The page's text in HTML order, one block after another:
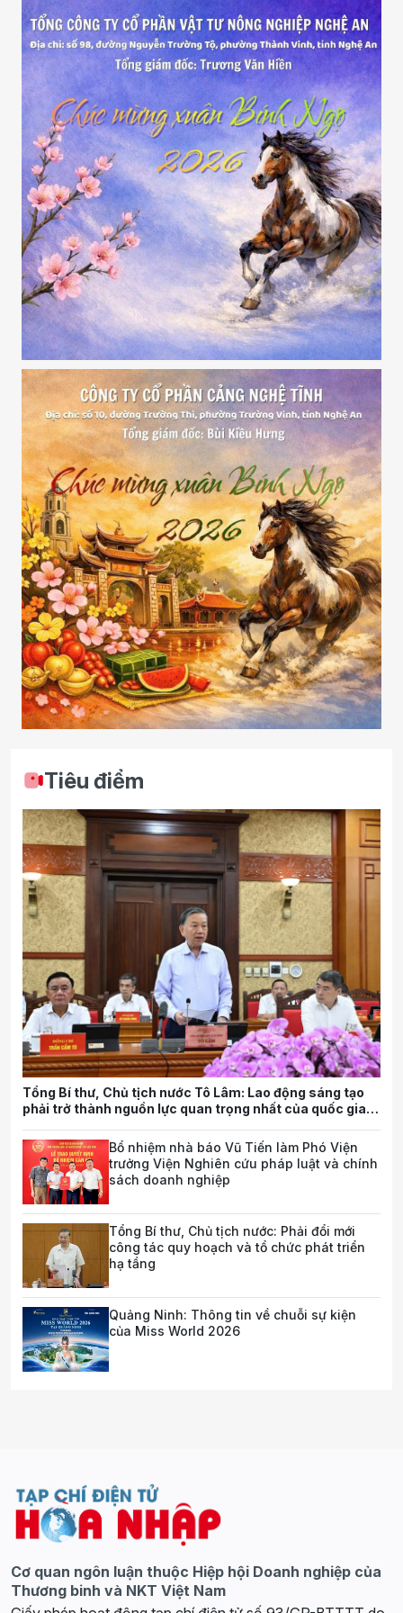
Tiêu điểm
Tổng Bí thư, Chủ tịch nước Tô Lâm: Lao động sáng tạo
phải trở thành nguồn lực quan trọng nhất của quốc gia
Bổ nhiệm nhà báo Vũ Tiến làm Phó Viện
trưởng Viện Nghiên cứu pháp luật và chính
sách doanh nghiệp
Tổng Bí thư, Chủ tịch nước: Phải đổi mới
công tác quy hoạch và tổ chức phát triển
hạ tầng
Quảng Ninh: Thông tin về chuỗi sự kiện
của Miss World 2026
Cơ quan ngôn luận thuộc Hiệp hội Doanh nghiệp của
Thương binh và NKT Việt Nam